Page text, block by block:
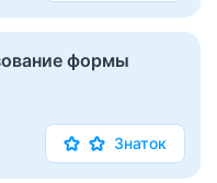
формы
Знаток